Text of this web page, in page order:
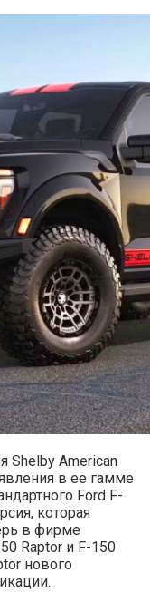
Shelby American
в ее гамме
Ford F-
которая
в фирме
Raptor и F-150
нового